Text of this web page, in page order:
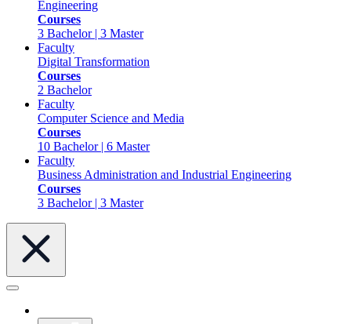
Engineering
Courses
3 Bachelor | 3 Master
Faculty
Digital Transformation
Courses
2 Bachelor
Faculty
Computer Science and Media
Courses
10 Bachelor | 6 Master
Faculty
Business Administration and Industrial Engineering
Courses
3 Bachelor | 3 Master